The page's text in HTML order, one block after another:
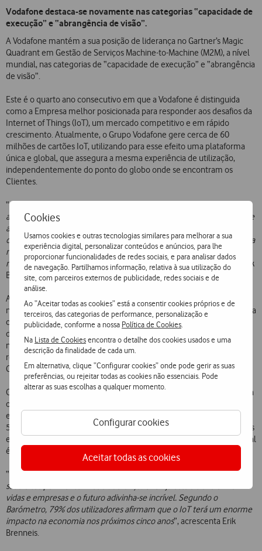
Cookies
Usamos cookies e outras tecnologias similares para melhorar a sua
experiência digital, personalizar conteúdos e anúncios, para lhe
proporcionar funcionalidades de redes sociais, e para analisar dados
de navegação. Partilhamos informação, relativa à sua utilização do
site, com parceiros externos de publicidade, redes sociais e de
análise.
Ao “Aceitar todas as cookies” está a consentir cookies próprios e de
terceiros, das categorias de performance, personalização e
publicidade, conforme a nossa Política de Cookies
Na Lista de Cookiesencontra o detalhe dos cookies usados e uma
descrição da finalidade de cada um.
Em alternativa, clique “Configurar cookies” onde pode gerir as suas
preferências, ou rejeitar todas as cookies não essenciais. Pode
alterar as suas escolhas a qualquer momento.
Configurar cookies
Aceitar todas as cookies
Vodafone destaca-se novamente nas categorias “capacidade de
execução” e “abrangência de visão”.
A Vodafone mantém a sua posição de liderança no Gartner’s Magic
Quadrant em Gestão de Serviços Machine-to-Machine (M2M), a nível
mundial, nas categorias de “capacidade de execução” e “abrangência
de visão”.
Este é o quarto ano consecutivo em que a Vodafone é distinguida
como a Empresa melhor posicionada para responder aos desafios da
Internet of Things (IoT), um mercado competitivo e em rápido
crescimento. Atualmente, o Grupo Vodafone gere cerca de 60
milhões de cartões IoT, utilizando para esse efeito uma plataforma
única e global, que assegura a mesma experiência de utilização,
independentemente do ponto do globo onde se encontram os
Clientes.
“Acreditamos que ao posicionar a Vodafone na liderança pelo quarto
ano consecutivo, a Gartner está a reconhecer o histórico excecional e
a posição singular da Empresa em matéria de IoT. Sentimos que o
desenvolvimento contínuo das nossas capacidades e a expansão para
novas tecnologias, como o Narrowband IoT, permitem a um número
mais alargado de Clientes tirar o máximo proveito do IoT”, afirma Erik
Brenneis, diretor de IoT do Grupo Vodafone.
A Vodafone Portugal tem um papel decisivo na distinção do Grupo a
nível mundial. O Centro de Competências de Internet of Things conta
com uma equipa especializada que, a partir de Portugal, trabalha
diariamente no desenvolvimento de soluções para o mercado
nacional e para todo o universo Vodafone. Além de uma alargada
rede de parceiros, tem ainda uma Equipa de suporte aos seus
Clientes, disponível 24 horas por dia e sete dias por semana.
O últimoBarómetro IoT, um inquérito à escala global que apresenta
o retrato anual de uma realidade tecnológica que está em franca
expansão mundial, salienta que o número de empresas com mais de
50 mil dispositivos de IoT conectados duplicou nos últimos 12 meses
e 61% de todas as empresas reconhecem que a transformação digital
é impossível sem a Internet das Coisas.
“ O cenário está cada vez mais competitivo e estamos muito
satisfeitos por mantermos a liderança. O IoT já está a transformar
vidas e empresas e o futuro adivinha-se incrível. Segundo o
Barómetro, 79% dos utilizadores afirmam que o IoT terá um enorme
impacto na economia nos próximos cinco anos”, acrescenta Erik
Brenneis.